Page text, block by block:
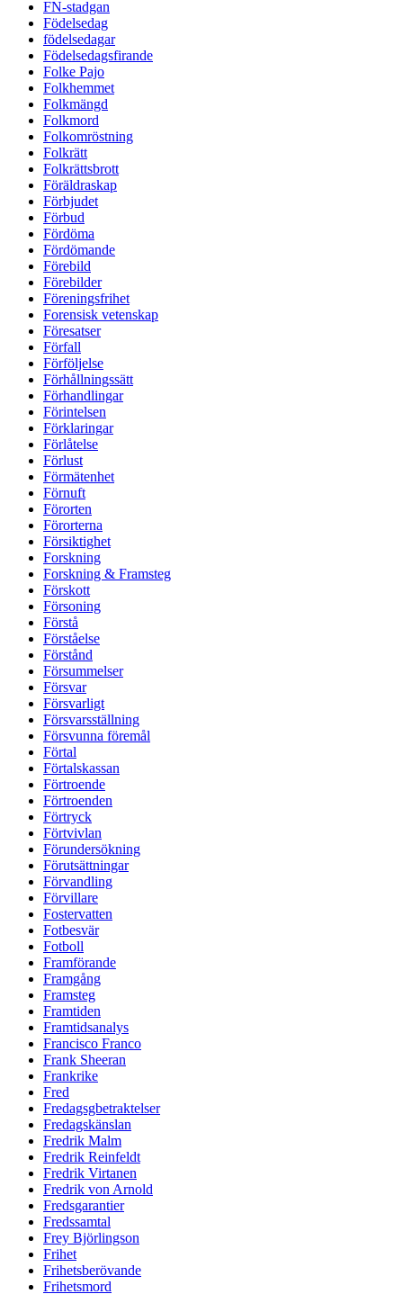
FN-stadgan
Födelsedag
födelsedagar
Födelsedagsfirande
Folke Pajo
Folkhemmet
Folkmängd
Folkmord
Folkomröstning
Folkrätt
Folkrättsbrott
Föräldraskap
Förbjudet
Förbud
Fördöma
Fördömande
Förebild
Förebilder
Föreningsfrihet
Forensisk vetenskap
Föresatser
Förfall
Förföljelse
Förhållningssätt
Förhandlingar
Förintelsen
Förklaringar
Förlåtelse
Förlust
Förmätenhet
Förnuft
Förorten
Förorterna
Försiktighet
Forskning
Forskning & Framsteg
Förskott
Försoning
Förstå
Förståelse
Förstånd
Försummelser
Försvar
Försvarligt
Försvarsställning
Försvunna föremål
Förtal
Förtalskassan
Förtroende
Förtroenden
Förtryck
Förtvivlan
Förundersökning
Förutsättningar
Förvandling
Förvillare
Fostervatten
Fotbesvär
Fotboll
Framförande
Framgång
Framsteg
Framtiden
Framtidsanalys
Francisco Franco
Frank Sheeran
Frankrike
Fred
Fredagsgbetraktelser
Fredagskänslan
Fredrik Malm
Fredrik Reinfeldt
Fredrik Virtanen
Fredrik von Arnold
Fredsgarantier
Fredssamtal
Frey Björlingson
Frihet
Frihetsberövande
Frihetsmord